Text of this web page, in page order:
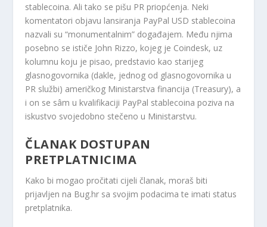
stablecoina. Ali tako se pišu PR priopćenja. Neki
komentatori objavu lansiranja PayPal USD stablecoina
nazvali su “monumentalnim” događajem. Među njima
posebno se ističe John Rizzo, kojeg je Coindesk, uz
kolumnu koju je pisao, predstavio kao starijeg
glasnogovornika (dakle, jednog od glasnogovornika u
PR službi) američkog Ministarstva financija (Treasury), a
i on se sâm u kvalifikaciji PayPal stablecoina poziva na
iskustvo svojedobno stečeno u Ministarstvu.
ČLANAK DOSTUPAN
PRETPLATNICIMA
Kako bi mogao pročitati cijeli članak, moraš biti
prijavljen na Bug.hr sa svojim podacima te imati status
pretplatnika.